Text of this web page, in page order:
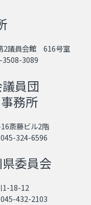
2議員会館 616号室
3508-3089
員団
務所
斎藤ビル2階
324-6596
委員会
1-18-12
432-2103